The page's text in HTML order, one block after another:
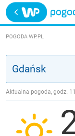
Trwa ładowanie
POLSKA
JAKOŚĆ POWIETRZA
POGODA WP.PL
Aktualna pogoda, godz.